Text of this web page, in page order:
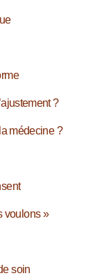
?
médecine ?
voulons »
soin